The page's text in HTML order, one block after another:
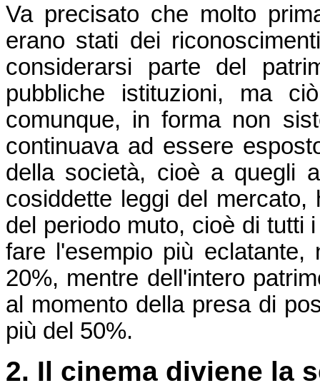
Va precisato che molto
erano stati dei
considerarsi parte del
pubbliche istituzioni, ma
comunque, in forma non
continuava ad essere
della società, cioè a quegli
cosiddette leggi del
del periodo muto, cioè di tutti
fare l'esempio più
20%, mentre dell'intero
al momento della presa di
più del 50%.
2. Il cinema diviene la